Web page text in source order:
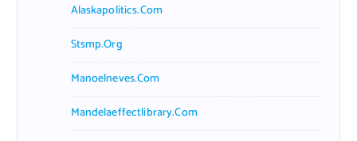
Alaskapolitics.com
Stsmp.org
Manoelneves.com
Mandelaeffectlibrary.com